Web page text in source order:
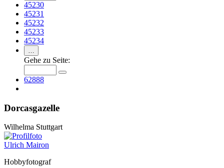
45230
45231
45232
45233
45234
…
Gehe zu Seite:
62888
Dorcasgazelle
Wilhelma Stuttgart
Ulrich Mairon
Hobbyfotograf